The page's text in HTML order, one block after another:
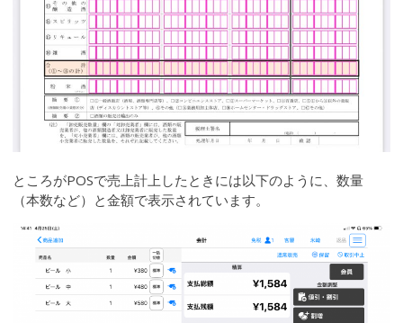
ところがPOSで売上計上したときには以下のように、数量
（本数など）と金額で表示されています。